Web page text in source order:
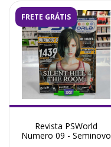
FRETE GRÁTIS
Revista PSWorld
Numero 09 - Seminovo